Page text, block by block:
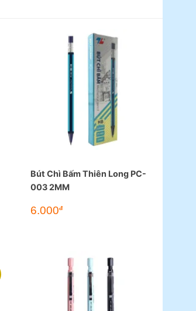
Bút Chì Bấm Thiên Long PC-
003 2MM
6.000đ